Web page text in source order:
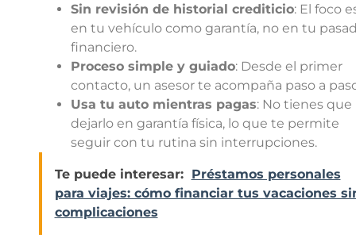
Sin revisión de historial crediticio: El foco
en tu vehículo como garantía, no en tu
financiero.
Proceso simple y guiado: Desde el primer
contacto, un asesor te acompaña paso a
Usa tu auto mientras pagas: No tienes que
dejarlo en garantía física, lo que te permite
seguir con tu rutina sin interrupciones.
Te puede interesar:
Préstamos personales
para viajes: cómo financiar tus vacaciones
complicaciones